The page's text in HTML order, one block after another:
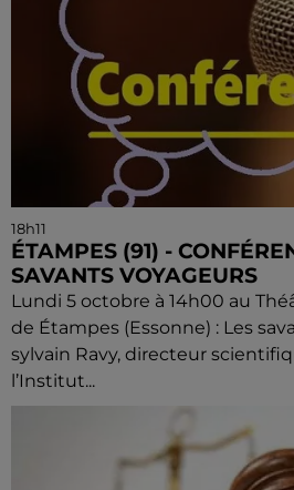
18h11
ÉTAMPES (91) -
SAVANTS VOYAGEURS
Lundi 5 octobre à 14h00 au
de Étampes (Essonne) : Les
sylvain Ravy, directeur
l’Institut...